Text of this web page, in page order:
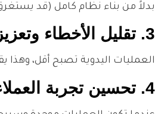
بدلاً من بناء نظام كامل (قد
3. تقليل الأخطاء وتعزيز دقة البيانات
العمليات اليدوية تصبح أقل،
4. تحسين تجربة العملاء